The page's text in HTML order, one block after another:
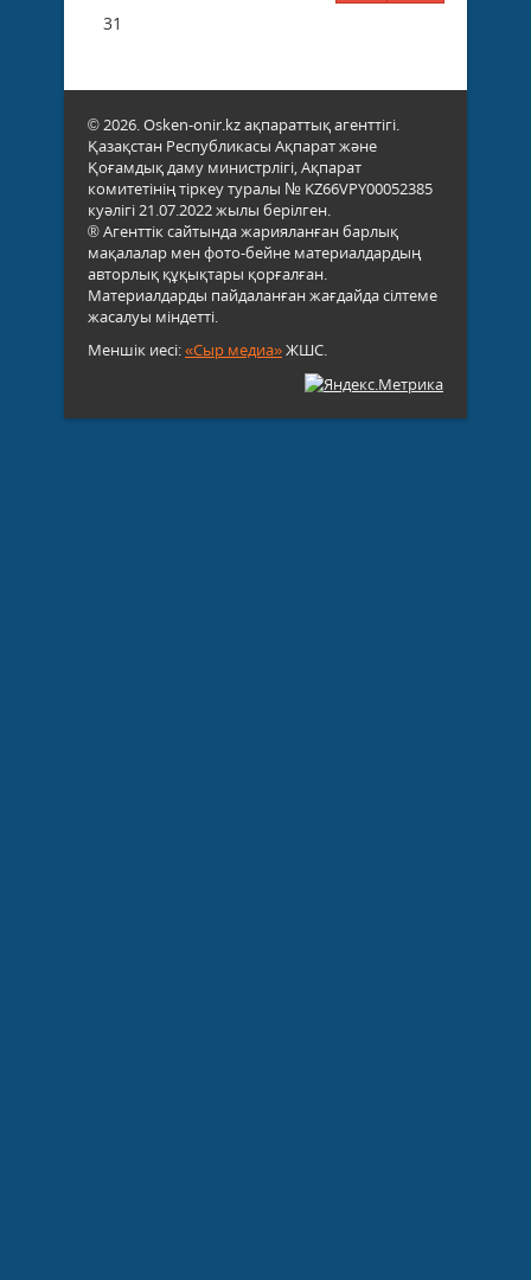
31
© 2026. Osken-onir.kz ақпараттық агенттігі.
Қазақстан Республикасы Ақпарат және
Қоғамдық даму министрлігі, Ақпарат
комитетінің тіркеу туралы № KZ66VPY00052385
куәлігі 21.07.2022 жылы берілген.
® Агенттік сайтында жарияланған барлық
мақалалар мен фото-бейне материалдардың
авторлық құқықтары қорғалған.
Материалдарды пайдаланған жағдайда сілтеме
жасалуы міндетті.
Меншік иесі:«Сыр медиа»ЖШС.